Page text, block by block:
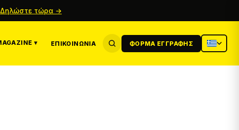
Δηλώστε τώρα →
▾ ΕΠΙΚΟΙΝΩΝΊΑ ΦΌΡΜΑ ΕΓΓΡΑΦΉΣ